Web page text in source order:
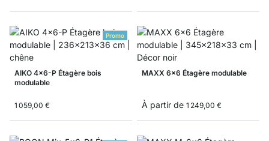
Promo
AIKO 4x6-P Étagère bois
modulable
1 059,00 €
MAXX 6x6 Étagère modulable
À partir de 1 249,00 €